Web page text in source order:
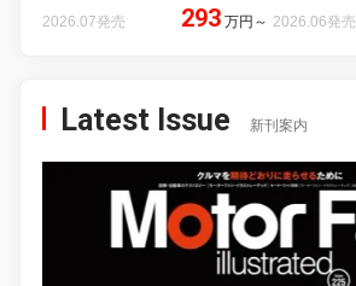
2026.07発売 293 万円 ～ 2026.06発売
Latest Issue 新刊案内